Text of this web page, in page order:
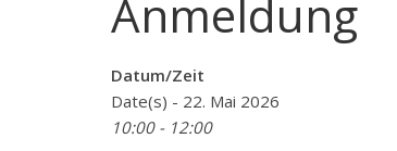
Anmeldung
Datum/Zeit
Date(s) - 22. Mai 2026
10:00 - 12:00